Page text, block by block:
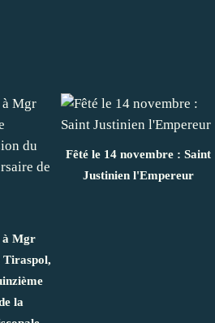
à Mgr
Tiraspol,
la
Fêté le 14 novembre : Saint
Justinien l'Empereur